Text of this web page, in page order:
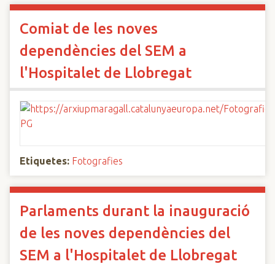
Comiat de les noves
dependències del SEM a
l'Hospitalet de Llobregat
Etiquetes: Fotografies
Parlaments durant la inauguració
de les noves dependències del
SEM a l'Hospitalet de Llobregat